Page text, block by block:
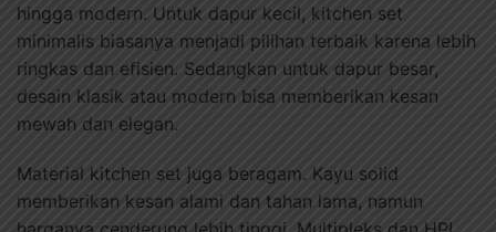
hingga modern. Untuk dapur kecil, kitchen set
minimalis biasanya menjadi pilihan terbaik karena lebih
ringkas dan efisien. Sedangkan untuk dapur besar,
desain klasik atau modern bisa memberikan kesan
mewah dan elegan.
Material kitchen set juga beragam. Kayu solid
memberikan kesan alami dan tahan lama, namun